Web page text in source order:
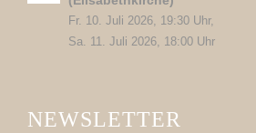
Fr. 10. Juli 2026, 19:30 Uhr,
Sa. 11. Juli 2026, 18:00 Uhr
NEWSLETTER